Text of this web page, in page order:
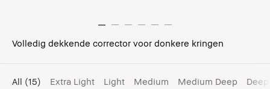
Volledig dekkende corrector voor donkere kringen
All (15) Extra Light Light Medium Medium Deep Deep